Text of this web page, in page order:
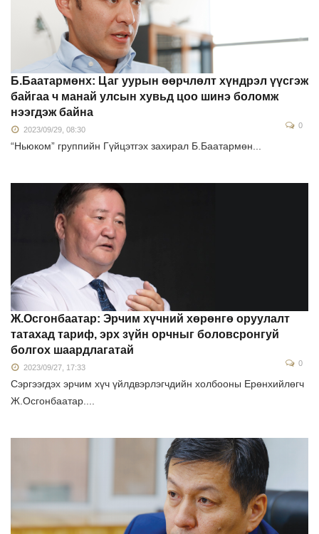
Б.Баатармөнх: Цаг уурын өөрчлөлт хүндрэл үүсгэж
байгаа ч манай улсын хувьд цоо шинэ боломж
нээгдэж байна
2023/09/29, 08:30 0
“Ньюком” группийн Гүйцэтгэх захирал Б.Баатармөн...
Ж.Осгонбаатар: Эрчим хүчний хөрөнгө оруулалт
татахад тариф, эрх зүйн орчныг боловсронгуй
болгох шаардлагатай
2023/09/27, 17:33 0
Сэргээгдэх эрчим хүч үйлдвэрлэгчдийн холбооны Ерөнхийлөгч
Ж.Осгонбаатар....